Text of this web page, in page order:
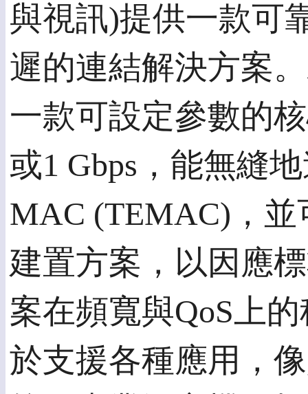
與視訊)提供一款可
遲的連結解決方案
一款可設定參數的
或1 Gbps，能無縫
MAC (TEMAC)，
建置方案，以因應
案在頻寬與QoS上
於支援各種應用，